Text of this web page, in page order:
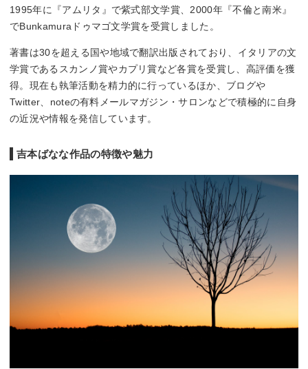
1995年に『アムリタ』で紫式部文学賞、2000年『不倫と南米』
でBunkamuraドゥマゴ文学賞を受賞しました。
著書は30を超える国や地域で翻訳出版されており、イタリアの文
学賞であるスカンノ賞やカプリ賞など各賞を受賞し、高評価を獲
得。現在も執筆活動を精力的に行っているほか、ブログや
Twitter、noteの有料メールマガジン・サロンなどで積極的に自身
の近況や情報を発信しています。
吉本ばなな作品の特徴や魅力